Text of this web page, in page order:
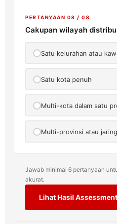
PERTANYAAN 08 / 08
Cakupan wilayah
Satu kelurahan atau
Satu kota penuh
Multi-kota dalam satu
Multi-provinsi atau
Jawab minimal 6 pertanyaan
akurat.
Lihat Hasil